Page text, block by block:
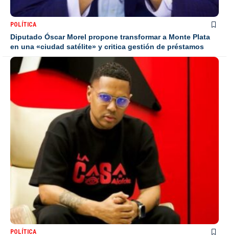
POLÍTICA
Diputado Óscar Morel propone transformar a Monte Plata
en una «ciudad satélite» y critica gestión de préstamos
POLÍTICA